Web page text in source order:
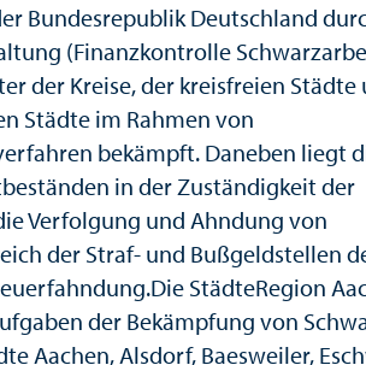
Bundesrepublik Deutschland
(Finanzkontrolle
der Kreise, der kreisfreien Städte
Städte im Rahmen von
bekämpft. Daneben liegt
in der Zuständigkeit der
Verfolgung und Ahndung von
der Straf- und Bußgeldstellen
StädteRegion
der Bekämpfung von
Aachen, Alsdorf, Baesweiler,